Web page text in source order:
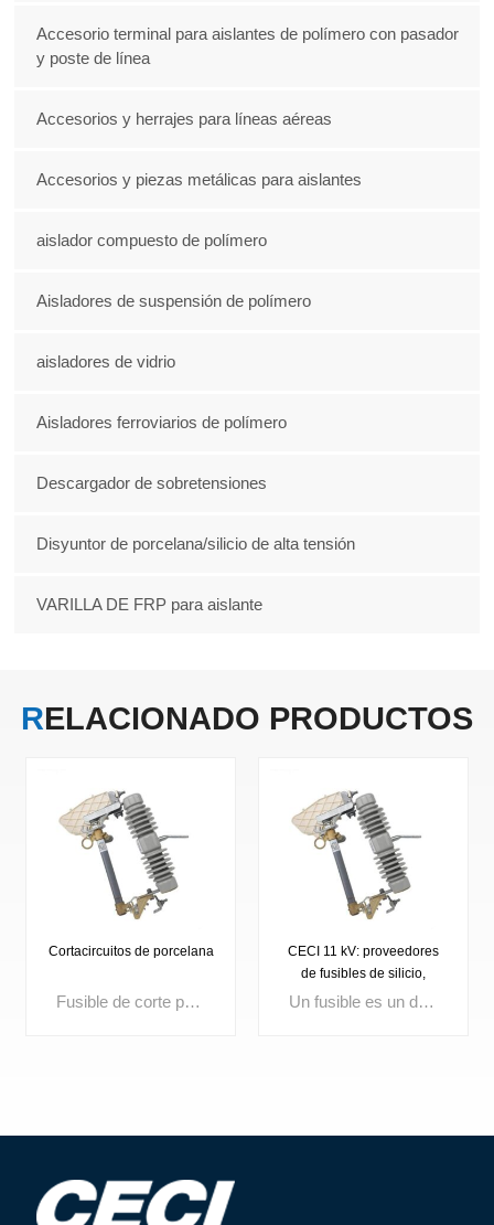
Accesorio terminal para aislantes de polímero con pasador
y poste de línea
Accesorios y herrajes para líneas aéreas
Accesorios y piezas metálicas para aislantes
aislador compuesto de polímero
Aisladores de suspensión de polímero
aisladores de vidrio
Aisladores ferroviarios de polímero
Descargador de sobretensiones
Disyuntor de porcelana/silicio de alta tensión
VARILLA DE FRP para aislante
RELACIONADO PRODUCTOS
Cortacircuitos de porcelana
Fusible de corte para exteriores. Tensión nominal: 3 kV, 10 kV, 15 kV, 24 kV, 27 kV, 33 kV, 36 kV. Corriente máxima: 100 A, 200 A.
CECI 11 kV: proveedores
de fusibles de silicio,
fusibles de excelenteUn fusible es un dispositivo compacto de protección contra sobrecorriente que funde su elemento interno cuando la corriente excede un límite establecido, interrumpiendo instantáneamente el circuito. Ampliamente utilizados en distribución eléctrica, aparamenta, transformadores y paneles de control, los fusibles de alta calidad garantizan un rápido aislamiento de fallas, mejoran la seguridad del circuito y la confiabilidad del sistema.